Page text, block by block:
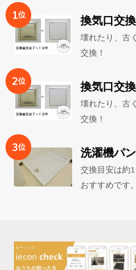
1位 換気口交
壊れたり、古
交換！
2位 換気口交
壊れたり、古
交換！
3位 洗濯機パ
交換目安は約
おすすめです。